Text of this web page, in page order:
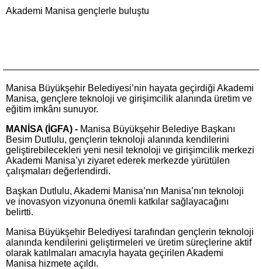
Akademi Manisa gençlerle buluştu
Manisa Büyükşehir Belediyesi’nin hayata geçirdiği Akademi
Manisa, gençlere teknoloji ve girişimcilik alanında üretim ve
eğitim imkânı sunuyor.
MANİSA (İGFA) - Manisa Büyükşehir Belediye Başkanı
Besim Dutlulu, gençlerin teknoloji alanında kendilerini
geliştirebilecekleri yeni nesil teknoloji ve girişimcilik merkezi
Akademi Manisa’yı ziyaret ederek merkezde yürütülen
çalışmaları değerlendirdi.
Başkan Dutlulu, Akademi Manisa’nın Manisa’nın teknoloji
ve inovasyon vizyonuna önemli katkılar sağlayacağını
belirtti.
Manisa Büyükşehir Belediyesi tarafından gençlerin teknoloji
alanında kendilerini geliştirmeleri ve üretim süreçlerine aktif
olarak katılmaları amacıyla hayata geçirilen Akademi
Manisa hizmete açıldı.